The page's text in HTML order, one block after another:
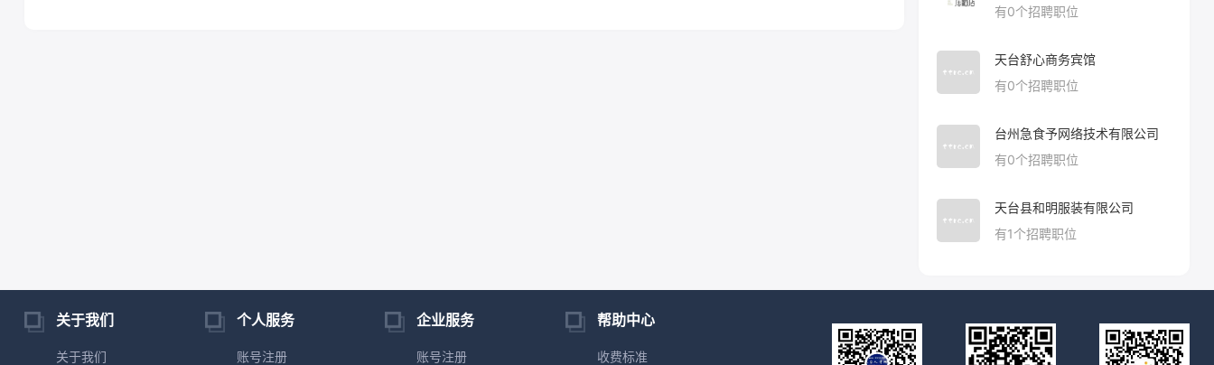
有0个招聘职位
天台舒心商务宾馆
有0个招聘职位
台州急食予网络技术有限公司
有0个招聘职位
天台县和明服装有限公司
有1个招聘职位
关于我们
关于我们
个人服务
账号注册
企业服务
账号注册
帮助中心
收费标准